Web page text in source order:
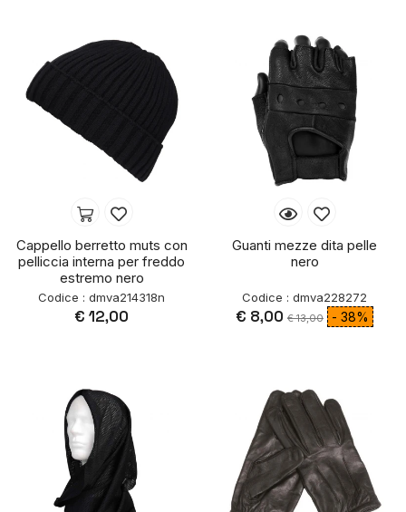
Cappello berretto muts con
pelliccia interna per freddo
estremo nero
Codice : dmva214318n
€ 12,00
Guanti mezze dita pelle
nero
Codice : dmva228272
€ 8,00 € 13,00 - 38%